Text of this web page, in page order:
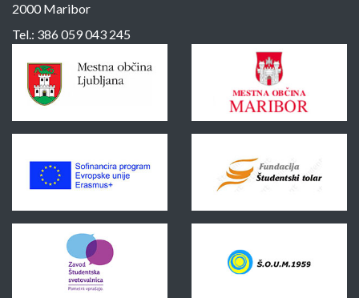
2000 Maribor
Tel.: 386 059 043 245